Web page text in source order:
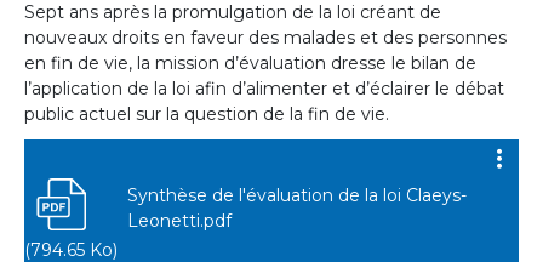
Sept ans après la promulgation de la loi créant de
nouveaux droits en faveur des malades et des personnes
en fin de vie, la mission d’évaluation dresse le bilan de
l’application de la loi afin d’alimenter et d’éclairer le débat
public actuel sur la question de la fin de vie.
Synthèse de l'évaluation de la loi Claeys-
Leonetti.pdf
(794.65 Ko)